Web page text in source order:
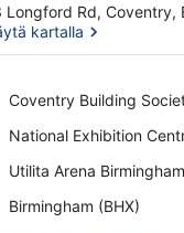
Longford Rd, Coventry,
kartalla
Coventry Building
Place,
Building
Arena
National Exhibition
Place,
Exhibition
Utilita Arena Birmingham
Place,
Arena
Birmingham (BHX)
Airport,